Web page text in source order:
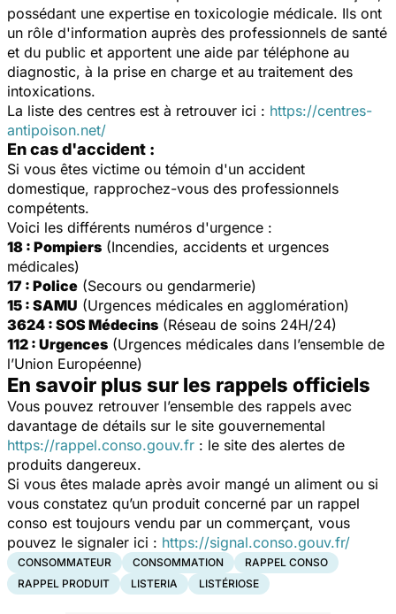
possédant une expertise en toxicologie médicale. Ils ont
un rôle d'information auprès des professionnels de santé
et du public et apportent une aide par téléphone au
diagnostic, à la prise en charge et au traitement des
intoxications.
La liste des centres est à retrouver ici : https://centres-
antipoison.net/
En cas d'accident :
Si vous êtes victime ou témoin d'un accident
domestique, rapprochez-vous des professionnels
compétents.
Voici les différents numéros d'urgence :
18 : Pompiers (Incendies, accidents et urgences
médicales)
17 : Police (Secours ou gendarmerie)
15 : SAMU (Urgences médicales en agglomération)
3624 : SOS Médecins (Réseau de soins 24H/24)
112 : Urgences (Urgences médicales dans l’ensemble de
l’Union Européenne)
En savoir plus sur les rappels officiels
Vous pouvez retrouver l’ensemble des rappels avec
davantage de détails sur le site gouvernemental
https://rappel.conso.gouv.fr : le site des alertes de
produits dangereux.
Si vous êtes malade après avoir mangé un aliment ou si
vous constatez qu’un produit concerné par un rappel
conso est toujours vendu par un commerçant, vous
pouvez le signaler ici : https://signal.conso.gouv.fr/
CONSOMMATEUR CONSOMMATION
RAPPEL CONSO
RAPPEL PRODUIT
LISTERIA LISTÉRIOSE